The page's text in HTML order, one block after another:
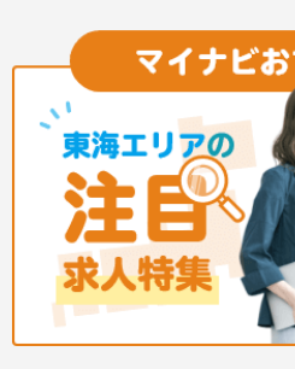
では、夜勤明けの翌日が原則として
か、月平均の残業時間も5時間から7
り少なめです。常勤スタッフの比率
を超えているため急な勤務変更が発
らかじめ決められた訪問予定表に沿
働けます。入職後は現場スタッフに
とりに合わせた個別のOJT研修が実
ーニングも導入されており、多職種
専門性を着実に深めていける環境が
す。
★おすすめPOINT★
＜個別ＯＪＴとチーム連携で着実に
・入職後はお一人おひとりの習熟度
のＯＪＴ研修を実施し、ｅラーニン